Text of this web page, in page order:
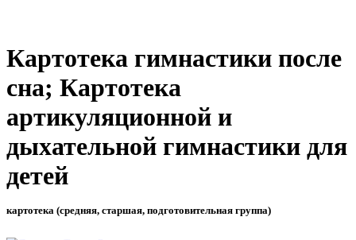
Картотека гимнастики после
сна; Картотека
артикуляционной и
дыхательной гимнастики для
детей
картотека (средняя, старшая, подготовительная группа)